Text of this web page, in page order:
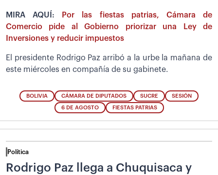
MIRA AQUÍ:
Por las fiestas patrias, Cámara de
Comercio pide al Gobierno priorizar una Ley de
Inversiones y reducir impuestos
El presidente Rodrigo Paz arribó a la urbe la mañana de
este miércoles en compañía de su gabinete.
BOLIVIA CÁMARA DE DIPUTADOS SUCRE SESIÓN
6 DE AGOSTO FIESTAS PATRIAS
Política
Rodrigo Paz llega a Chuquisaca y